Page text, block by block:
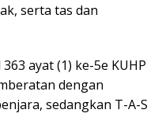
serta tas dan
ayat (1) ke-5e KUHP
dengan
sedangkan T-A-S